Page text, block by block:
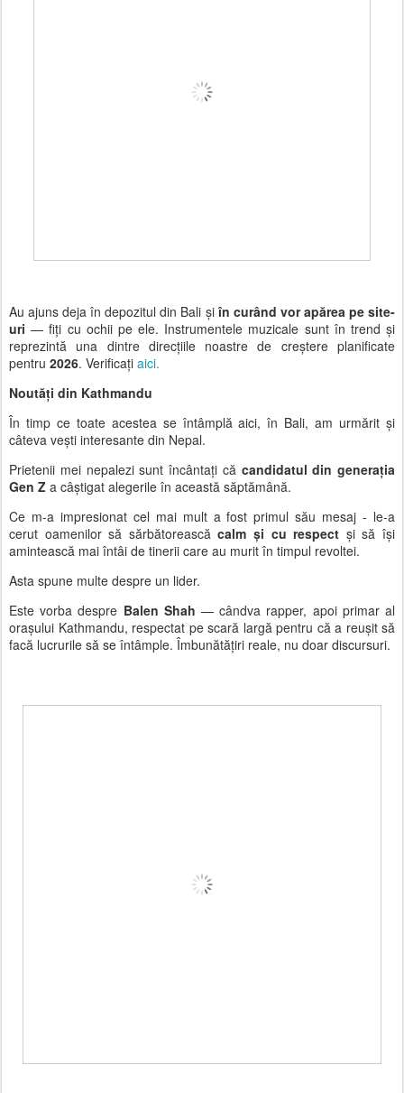
Au ajuns deja îndepozitul din Bali șiîn curând vor apărea pe site-
uri— fiți cu ochii pe ele. Instrumentele muzicale sunt în trend și
reprezintă una dintre direcțiile noastre de creștere planificate
pentru 2026. Verificați aici.
Noutăți din Kathmandu
În timp ce toate acestea se întâmplă aici, în Bali, am urmărit și
câteva vești interesante din Nepal.
Prietenii mei nepalezi sunt încântați că candidatul din generația
Gen Z a câștigat alegerile în această săptămână.
Ce m-a impresionat cel mai mult a fostprimul său mesaj - le-a
cerut oamenilor să sărbătoreascăcalm și cu respect și să își
amintească mai întâi de tinerii care au murit în timpul revoltei.
Asta spune multe despre un lider.
Este vorba despre Balen Shah — cândva rapper, apoi primar al
orașului Kathmandu, respectat pe scară largă pentru că a reușit să
facă lucrurile să se întâmple. Îmbunătățiri reale, nu doar discursuri.